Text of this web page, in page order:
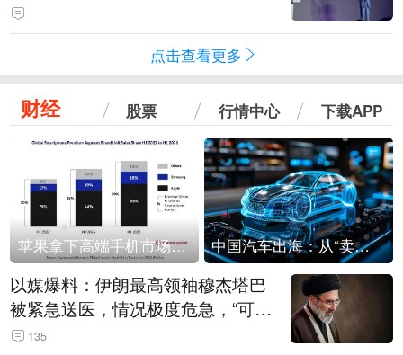
点击查看更多
财经 股票 行情中心 下载APP
苹果拿下高端手机市场65%的份额：iPhone 17系列功不可没 中国汽车出海：从“卖出去”到“走进去”
以媒爆料：伊朗最高领袖穆杰塔巴
被紧急送医，情况极度危急，“可能
随时会死去”
135